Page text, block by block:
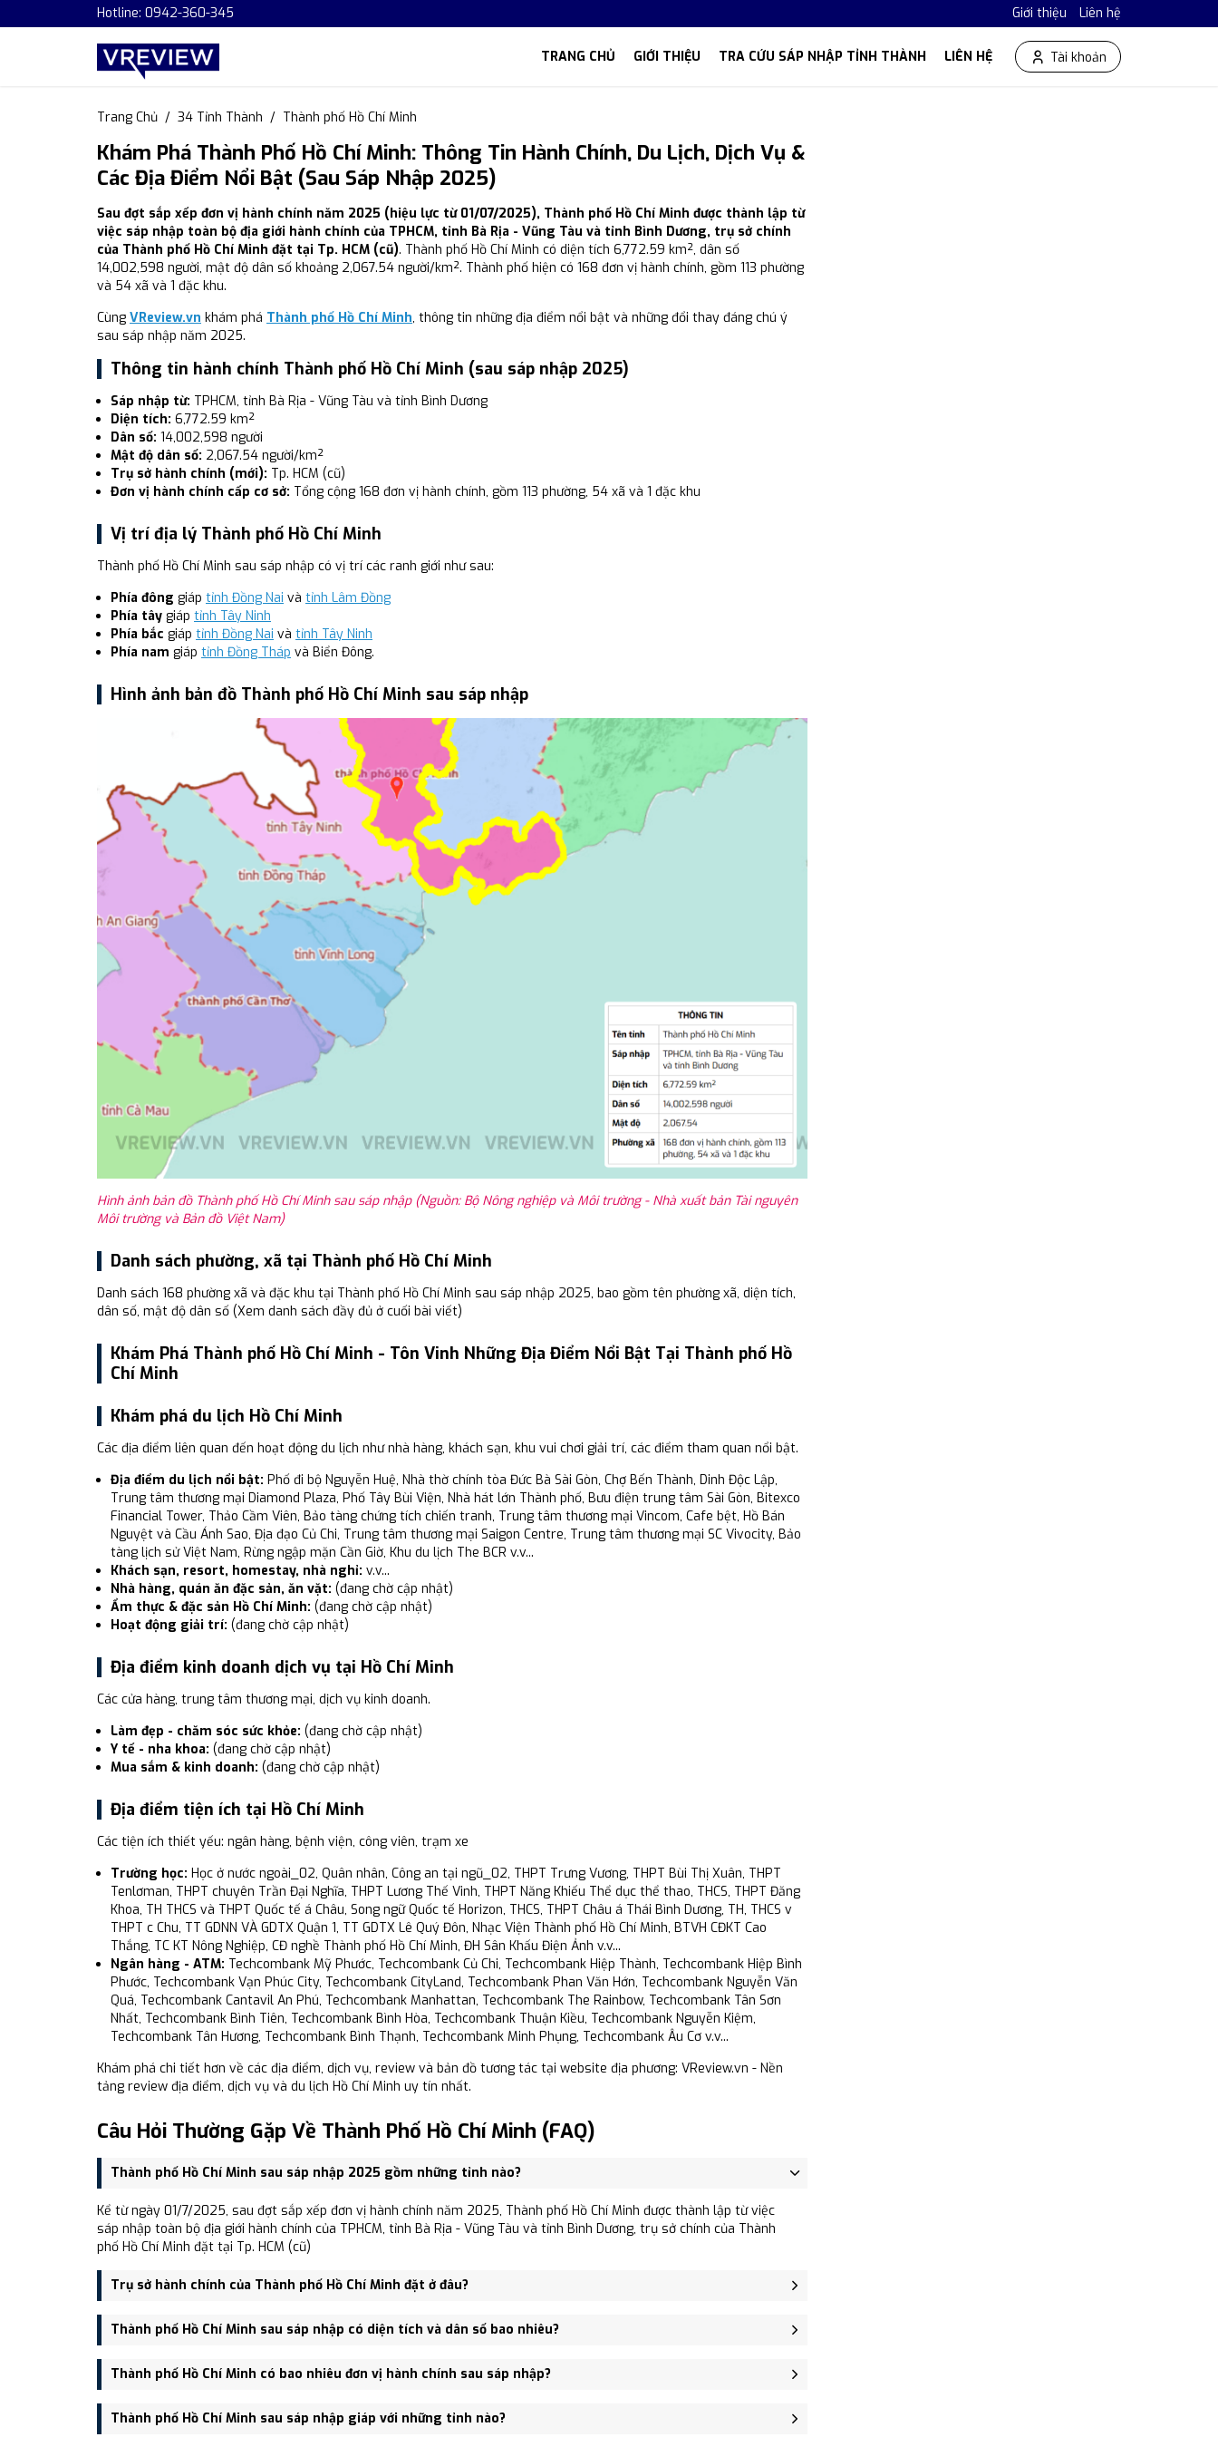
Hotline: 0942-360-345 Giới thiệu Liên hệ
TRANG CHỦ GIỚI THIỆU TRA CỨU SÁP NHẬP TỈNH THÀNH LIÊN HỆ Tài khoản
Trang Chủ 34 Tỉnh Thành Thành phố Hồ Chí Minh
Khám Phá Thành Phố Hồ Chí Minh: Thông Tin Hành Chính, Du Lịch, Dịch Vụ &
Các Địa Điểm Nổi Bật (Sau Sáp Nhập 2025)
Sau đợt sắp xếp đơn vị hành chính năm 2025 (hiệu lực từ 01/07/2025), Thành phố Hồ Chí Minh được thành lập từ
việc sáp nhập toàn bộ địa giới hành chính của TPHCM, tỉnh Bà Rịa - Vũng Tàu và tỉnh Bình Dương, trụ sở chính
của Thành phố Hồ Chí Minh đặt tại Tp. HCM (cũ). Thành phố Hồ Chí Minh có diện tích 6,772.59 km², dân số
14,002,598 người, mật độ dân số khoảng 2,067.54 người/km². Thành phố hiện có 168 đơn vị hành chính, gồm 113 phường
và 54 xã và 1 đặc khu.
Cùng VReview.vn khám phá Thành phố Hồ Chí Minh, thông tin những địa điểm nổi bật và những đổi thay đáng chú ý
sau sáp nhập năm 2025.
Thông tin hành chính Thành phố Hồ Chí Minh (sau sáp nhập 2025)
Sáp nhập từ: TPHCM, tỉnh Bà Rịa - Vũng Tàu và tỉnh Bình Dương
Diện tích: 6,772.59 km²
Dân số: 14,002,598 người
Mật độ dân số: 2,067.54 người/km²
Trụ sở hành chính (mới): Tp. HCM (cũ)
Đơn vị hành chính cấp cơ sở: Tổng cộng 168 đơn vị hành chính, gồm 113 phường, 54 xã và 1 đặc khu
Vị trí địa lý Thành phố Hồ Chí Minh
Thành phố Hồ Chí Minh sau sáp nhập có vị trí các ranh giới như sau:
Phía đông giáp tỉnh Đồng Nai và tỉnh Lâm Đồng
Phía tây giáp tỉnh Tây Ninh
Phía bắc giáp tỉnh Đồng Nai và tỉnh Tây Ninh
Phía nam giáp tỉnh Đồng Tháp và Biển Đông.
Hình ảnh bản đồ Thành phố Hồ Chí Minh sau sáp nhập
Hình ảnh bản đồ Thành phố Hồ Chí Minh sau sáp nhập (Nguồn: Bộ Nông nghiệp và Môi trường - Nhà xuất bản Tài nguyên
Môi trường và Bản đồ Việt Nam)
Danh sách phường, xã tại Thành phố Hồ Chí Minh
Danh sách 168 phường xã và đặc khu tại Thành phố Hồ Chí Minh sau sáp nhập 2025, bao gồm tên phường xã, diện tích,
dân số, mật độ dân số (Xem danh sách đầy đủ ở cuối bài viết)
Khám Phá Thành phố Hồ Chí Minh - Tôn Vinh Những Địa Điểm Nổi Bật Tại Thành phố Hồ
Chí Minh
Khám phá du lịch Hồ Chí Minh
Các địa điểm liên quan đến hoạt động du lịch như nhà hàng, khách sạn, khu vui chơi giải trí, các điểm tham quan nổi bật.
Địa điểm du lịch nổi bật: Phố đi bộ Nguyễn Huệ, Nhà thờ chính tòa Đức Bà Sài Gòn, Chợ Bến Thành, Dinh Độc Lập,
Trung tâm thương mại Diamond Plaza, Phố Tây Bùi Viện, Nhà hát lớn Thành phố, Bưu điện trung tâm Sài Gòn, Bitexco
Financial Tower, Thảo Cầm Viên, Bảo tàng chứng tích chiến tranh, Trung tâm thương mại Vincom, Cafe bệt, Hồ Bán
Nguyệt và Cầu Ánh Sao, Địa đạo Củ Chi, Trung tâm thương mại Saigon Centre, Trung tâm thương mại SC Vivocity, Bảo
tàng lịch sử Việt Nam, Rừng ngập mặn Cần Giờ, Khu du lịch The BCR v.v...
Khách sạn, resort, homestay, nhà nghỉ: v.v...
Nhà hàng, quán ăn đặc sản, ăn vặt: (đang chờ cập nhật)
Ẩm thực & đặc sản Hồ Chí Minh: (đang chờ cập nhật)
Hoạt động giải trí: (đang chờ cập nhật)
Địa điểm kinh doanh dịch vụ tại Hồ Chí Minh
Các cửa hàng, trung tâm thương mại, dịch vụ kinh doanh.
Làm đẹp - chăm sóc sức khỏe: (đang chờ cập nhật)
Y tế - nha khoa: (đang chờ cập nhật)
Mua sắm & kinh doanh: (đang chờ cập nhật)
Địa điểm tiện ích tại Hồ Chí Minh
Các tiện ích thiết yếu: ngân hàng, bệnh viện, công viên, trạm xe
Trường học: Học ở nước ngoài_02, Quân nhân, Công an tại ngũ_02, THPT Trưng Vương, THPT Bùi Thị Xuân, THPT
Tenlơman, THPT chuyên Trần Đại Nghĩa, THPT Lương Thế Vinh, THPT Năng Khiếu Thể dục thể thao, THCS, THPT Đăng
Khoa, TH THCS và THPT Quốc tế á Châu, Song ngữ Quốc tế Horizon, THCS, THPT Châu á Thái Bình Dương, TH, THCS v
THPT c Chu, TT GDNN VÀ GDTX Quận 1, TT GDTX Lê Quý Đôn, Nhạc Viện Thành phố Hồ Chí Minh, BTVH CĐKT Cao
Thắng, TC KT Nông Nghiệp, CĐ nghề Thành phố Hồ Chí Minh, ĐH Sân Khấu Điện Ảnh v.v...
Ngân hàng - ATM: Techcombank Mỹ Phước, Techcombank Củ Chi, Techcombank Hiệp Thành, Techcombank Hiệp Bình
Phước, Techcombank Vạn Phúc City, Techcombank CityLand, Techcombank Phan Văn Hớn, Techcombank Nguyễn Văn
Quá, Techcombank Cantavil An Phú, Techcombank Manhattan, Techcombank The Rainbow, Techcombank Tân Sơn
Nhất, Techcombank Bình Tiên, Techcombank Bình Hòa, Techcombank Thuận Kiều, Techcombank Nguyễn Kiệm,
Techcombank Tân Hương, Techcombank Bình Thạnh, Techcombank Minh Phụng, Techcombank Âu Cơ v.v...
Khám phá chi tiết hơn về các địa điểm, dịch vụ, review và bản đồ tương tác tại website địa phương: VReview.vn - Nền
tảng review địa điểm, dịch vụ và du lịch Hồ Chí Minh uy tín nhất.
Câu Hỏi Thường Gặp Về Thành Phố Hồ Chí Minh (FAQ)
Thành phố Hồ Chí Minh sau sáp nhập 2025 gồm những tỉnh nào?
Kể từ ngày 01/7/2025, sau đợt sắp xếp đơn vị hành chính năm 2025, Thành phố Hồ Chí Minh được thành lập từ việc
sáp nhập toàn bộ địa giới hành chính của TPHCM, tỉnh Bà Rịa - Vũng Tàu và tỉnh Bình Dương, trụ sở chính của Thành
phố Hồ Chí Minh đặt tại Tp. HCM (cũ)
Trụ sở hành chính của Thành phố Hồ Chí Minh đặt ở đâu?
Sau sáp nhập, trụ sở chính của Thành phố Hồ Chí Minh đặt tại Tp. HCM (cũ) - là trung tâm hành chính, kinh tế và du
lịch lớn của vùng.
Thành phố Hồ Chí Minh sau sáp nhập có diện tích và dân số bao nhiêu?
Thành phố Hồ Chí Minh sau sáp nhập có Diện tích: 6,772.59 km², Dân số: 14,002,598 người, Mật độ dân số: Khoảng
2,067.54 người/km²
Thành phố Hồ Chí Minh có bao nhiêu đơn vị hành chính sau sáp nhập?
Tổng cộng có 168 đơn vị hành chính, bao gồm: 113 phường, 54 xã, 1 đặc khu
Thành phố Hồ Chí Minh sau sáp nhập giáp với những tỉnh nào?